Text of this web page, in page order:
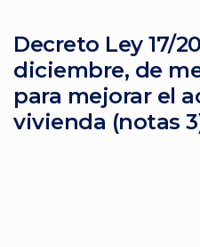
Decreto Ley 17/
diciembre, de
para mejorar el
vivienda (notas